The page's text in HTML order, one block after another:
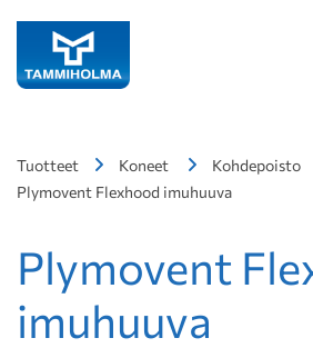
Tuotteet Koneet Kohdepoisto
Plymovent Flexhood imuhuuva
Plymovent
imuhuuva